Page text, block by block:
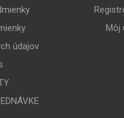
údajov
Môj